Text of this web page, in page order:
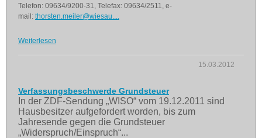
Telefon: 09634/9200-31, Telefax: 09634/2511, e-
mail: thorsten.meiler@wiesau....
Weiterlesen
15.03.2012
Verfassungsbeschwerde Grundsteuer
In der ZDF-Sendung „WISO“ vom 19.12.2011 sind
Hausbesitzer aufgefordert worden, bis zum
Jahresende gegen die Grundsteuer
„Widerspruch/Einspruch“...